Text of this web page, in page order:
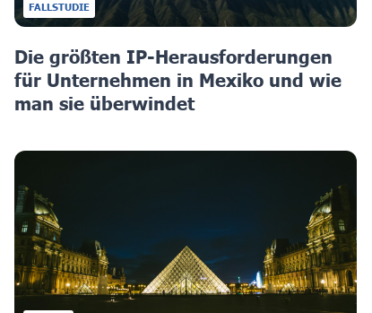
FALLSTUDIE
Die größten IP-Herausforderungen
für Unternehmen in Mexiko und wie
man sie überwindet